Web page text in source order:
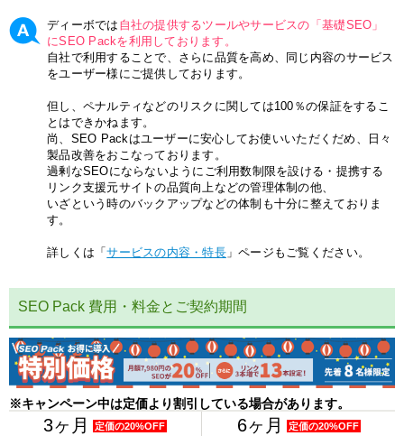
ディーボでは 自社の提供するツールやサービスの「基礎SEO」
にSEO Packを利用しております。
自社で利用することで、さらに品質を高め、同じ内容のサービス
をユーザー様にご提供しております。
但し、ペナルティなどのリスクに関しては100％の保証をするこ
とはできかねます。
尚、SEO Packはユーザーに安心してお使いいただくだめ、日々
製品改善をおこなっております。
過剰なSEOにならないようにご利用数制限を設ける・提携する
リンク支援元サイトの品質向上などの管理体制の他、
いざという時のバックアップなどの体制も十分に整えておりま
す。
詳しくは「サービスの内容・特長」ページもご覧ください。
SEO Pack 費用・料金とご契約期間
※キャンペーン中は定価より割引している場合があります。
3ヶ月 定価の20%OFF 6ヶ月 定価の20%OFF